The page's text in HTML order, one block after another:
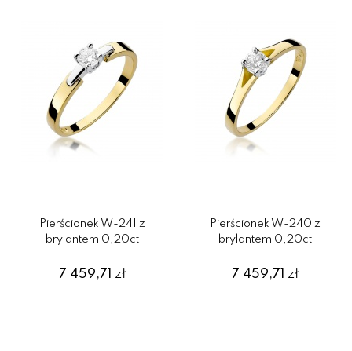
Pierścionek W-241 z
brylantem 0,20ct
7 459,71 zł
Pierścionek W-240 z
brylantem 0,20ct
7 459,71zł